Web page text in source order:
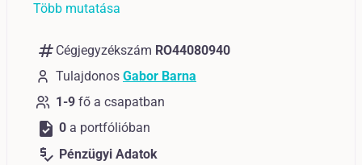
Több mutatása
numbers Cégjegyzékszám RO44080940
Tulajdonos Gabor Barna
1-9 fő a csapatban
task 0 a portfólióban
price_check Pénzügyi Adatok